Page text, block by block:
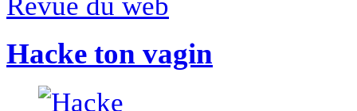
Hacke ton vagin